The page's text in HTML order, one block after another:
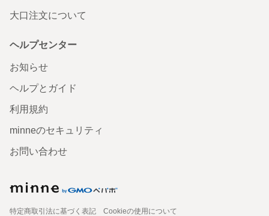
大口注文について
ヘルプセンター
お知らせ
ヘルプとガイド
利用規約
minneのセキュリティ
お問い合わせ
特定商取引法に基づく表記
Cookieの使用について